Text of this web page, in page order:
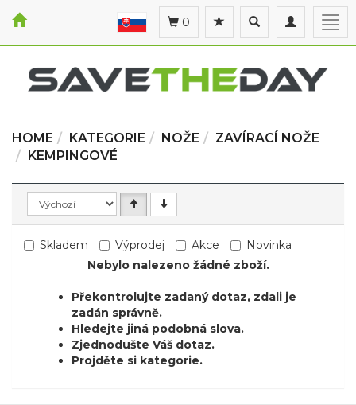
Toggle
navigation
Toggle
search
0
HOME KATEGORIE NOŽE
ZAVÍRACÍ NOŽE
KEMPINGOVÉ
Skladem Výprodej Akce
Novinka
Nebylo nalezeno žádné zboží.
Překontrolujte zadaný dotaz, zdali je
zadán správně.
Hledejte jiná podobná slova.
Zjednodušte Váš dotaz.
Projděte si kategorie.